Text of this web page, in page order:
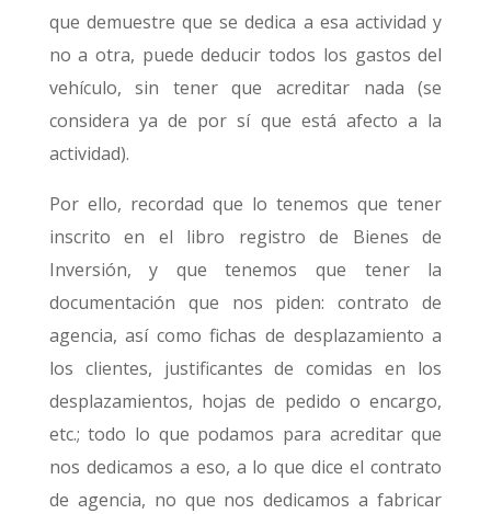
que demuestre que se dedica a esa actividad y
no a otra, puede deducir todos los gastos del
vehículo, sin tener que acreditar nada (se
considera ya de por sí que está afecto a la
actividad).
Por ello, recordad que lo tenemos que tener
inscrito en el libro registro de Bienes de
Inversión, y que tenemos que tener la
documentación que nos piden: contrato de
agencia, así como fichas de desplazamiento a
los clientes, justificantes de comidas en los
desplazamientos, hojas de pedido o encargo,
etc.; todo lo que podamos para acreditar que
nos dedicamos a eso, a lo que dice el contrato
de agencia, no que nos dedicamos a fabricar